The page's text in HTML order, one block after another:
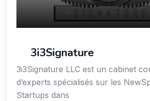
3i3Signature
3i3Signature LLC est un cabinet
d’experts spécialisés sur les
Startups dans